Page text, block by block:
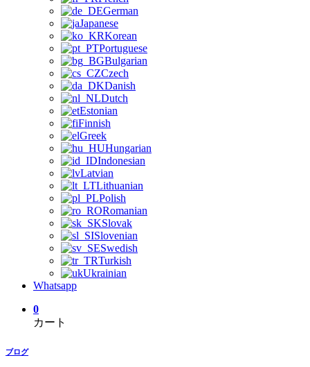
German
Japanese
Korean
Portuguese
Bulgarian
Czech
Danish
Dutch
Estonian
Finnish
Greek
Hungarian
Indonesian
Latvian
Lithuanian
Polish
Romanian
Slovak
Slovenian
Swedish
Turkish
Ukrainian
Whatsapp
0
カート
ブログ